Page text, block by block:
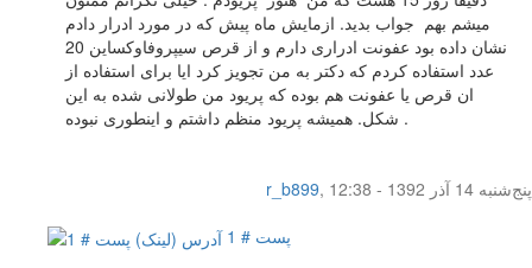
میشم بهم جواب بدید. ازمایش ماه پیش که در مورد ادرار دادم
نشان داده بود عفونت ادراری دارم و از قرص سیپروفاوکساین 20
عدد استفاده کردم که دکتر به من تجویز کرد ایا برای استفاده از
ان قرص یا عفونت هم بوده که پریود من طولانی شده به این
شکل. همیشه پریود منظم داشتم و اینطوری نبوده .
r_b899,
پنج‌شنبه 14 آذر 1392 - 12:38
پست # 1